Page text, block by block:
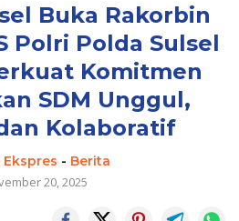
Buka Rakorbin
Polri Polda Sulsel
Komitmen
SDM Unggul,
Kolaboratif
- Berita
20, 2025